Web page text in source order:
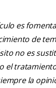
es
de
no es
el
la